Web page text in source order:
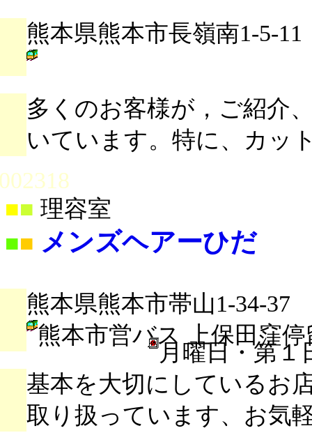
熊本県熊本市長嶺南1-5-11
多くのお客様が，ご紹介
いています。特に、カッ
■ 理容室
■■ メンズヘアーひだ
熊本県熊本市帯山1-34-37
熊本市営バス 上保田窪停
月曜日・第１
基本を大切にしているお
取り扱っています、お気